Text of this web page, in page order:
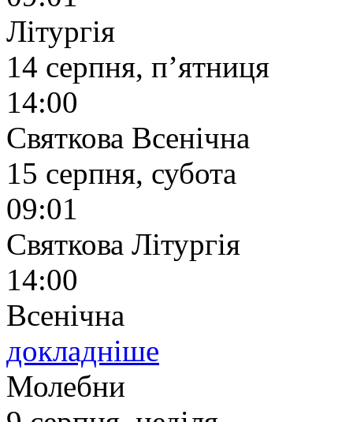
Літургія
14 серпня, п’ятниця
14:00
Святкова Всенічна
15 серпня, субота
09:01
Святкова Літургія
14:00
Всенічна
докладніше
Молебни